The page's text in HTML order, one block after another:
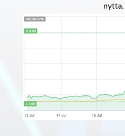
nytta.